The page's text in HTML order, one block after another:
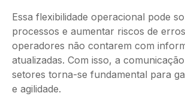
Essa flexibilidade operacional pode
processos e aumentar riscos de
operadores não contarem com
atualizadas. Com isso, a
setores torna-se fundamental para
e agilidade.